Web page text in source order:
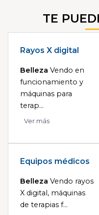
TE
Rayos X digital
Belleza Vendo en
funcionamiento y
máquinas para
terap...
Ver más
Equipos médicos
Belleza Vendo rayos
X digital, máquinas
de terapias f...